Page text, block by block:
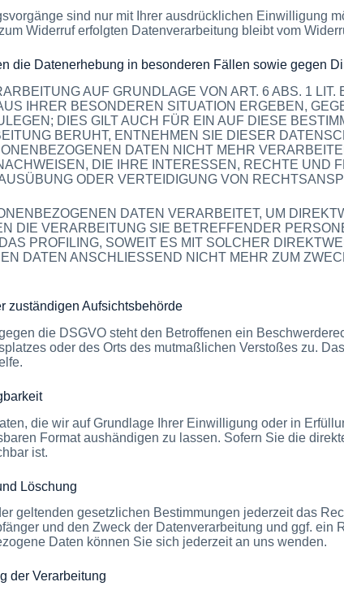
sind nur mit Ihrer ausdrücklichen Einwilligung
Widerruf erfolgten Datenverarbeitung bleibt vom
die Datenerhebung in besonderen Fällen sowie gegen
AUF GRUNDLAGE VON ART. 6 ABS. 1
IHRER BESONDEREN SITUATION ERGEBEN,
DIES GILT AUCH FÜR EIN AUF DIESE
BERUHT, ENTNEHMEN SIE DIESER
DATEN NICHT MEHR
DIE IHRE INTERESSEN, RECHTE UND
ODER VERTEIDIGUNG VON
DATEN VERARBEITET, UM
DIE VERARBEITUNG SIE BETREFFENDER
PROFILING, SOWEIT ES MIT SOLCHER
DATEN ANSCHLIESSEND NICHT MEHR ZUM
zuständigen Aufsichts­behörde
die DSGVO steht den Betroffenen ein
oder des Orts des mutmaßlichen Verstoßes zu.
die wir auf Grundlage Ihrer Einwilligung oder in
Format aushändigen zu lassen. Sofern Sie die
ist.
Löschung
geltenden gesetzlichen Bestimmungen jederzeit das
und den Zweck der Datenverarbeitung und ggf.
Daten können Sie sich jederzeit an uns wenden.
der Verarbeitung